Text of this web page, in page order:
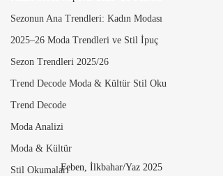
Sezonun Ana Trendleri: Kadın Modası
2025–26 Moda Trendleri ve Stil İpuç
Sezon Trendleri 2025/26
Trend Decode Moda & Kültür Stil Oku
Trend Decode
Moda Analizi
Moda & Kültür
Stil OkumalarıFeben, İlkbahar/Yaz 2025